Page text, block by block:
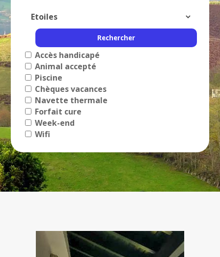
Accès handicapé
Animal accepté
Piscine
Chèques vacances
Navette thermale
Forfait cure
Week-end
Wifi